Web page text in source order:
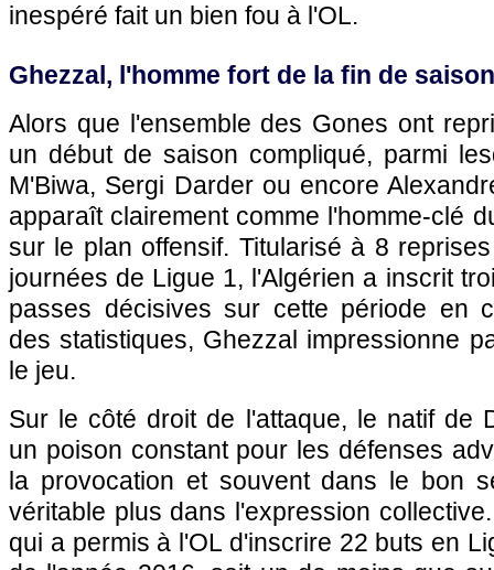
inespéré fait un bien fou à l'OL.
Ghezzal, l'homme fort de la fin de
Alors que l'ensemble des Gones ont
un début de saison compliqué, parmi
M'Biwa, Sergi Darder ou encore
apparaît clairement comme l'homme-clé
sur le plan offensif. Titularisé à 8
journées de Ligue 1, l'Algérien a inscrit
passes décisives sur cette période en
des statistiques, Ghezzal impressionne
le jeu.
Sur le côté droit de l'attaque, le natif de
un poison constant pour les défenses
la provocation et souvent dans le bon
véritable plus dans l'expression
qui a permis à l'OL d'inscrire 22 buts en